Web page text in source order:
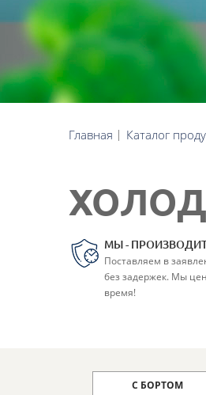
Главная Каталог
МЫ -
Поставляем в
без задержек. Мы
время!
С БОРТОМ